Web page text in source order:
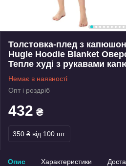
Толстовка-плед з
Hugle Hoodie Blanket
Тепле худі з рукавами
Немає в наявності
Опт і роздріб
432 ₴
350 ₴ від 100 шт.
Опис Характеристики